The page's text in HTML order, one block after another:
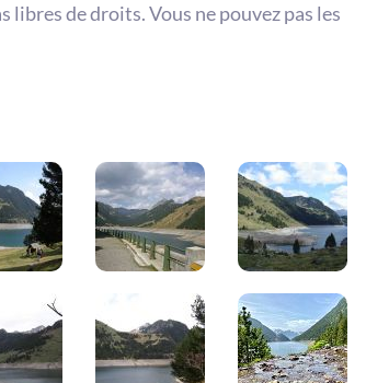
de droits. Vous ne pouvez pas les